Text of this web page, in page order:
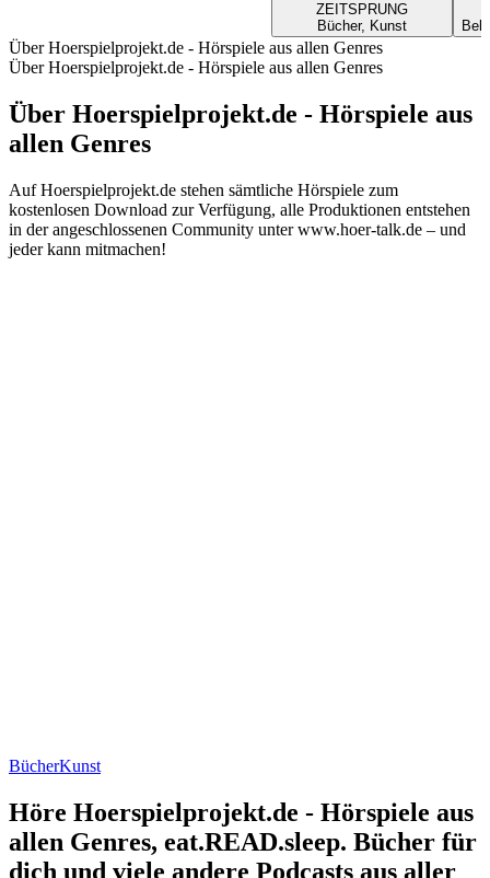
ZEITSPRUNG
Bücher, Kunst
Über Hoerspielprojekt.de - Hörspiele aus allen Genres
Über Hoerspielprojekt.de - Hörspiele aus allen Genres
Über Hoerspielprojekt.de - Hörspiele aus
allen Genres
Auf Hoerspielprojekt.de stehen sämtliche Hörspiele zum
kostenlosen Download zur Verfügung, alle Produktionen entstehen
in der angeschlossenen Community unter www.hoer-talk.de – und
jeder kann mitmachen!
BücherKunst
Höre Hoerspielprojekt.de - Hörspiele aus
allen Genres, eat.READ.sleep. Bücher für
dich und viele andere Podcasts aus aller